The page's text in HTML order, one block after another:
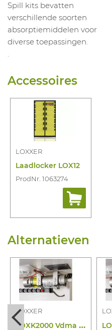
Spill kits bevatten
verschillende soorten
absorptiemiddelen voor
diverse toepassingen.
.
Accessoires
LOXXER
Laadlocker LOX12
ProdNr. 1063274
Alternatieven
LOXXER
L
OXK2000 Vdma Aerosol Kit